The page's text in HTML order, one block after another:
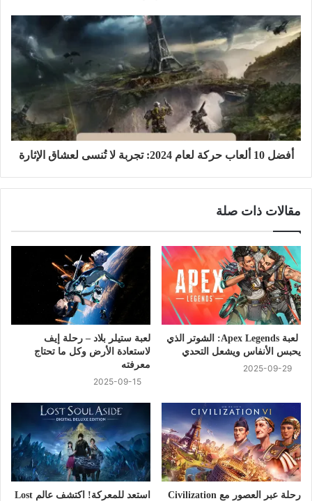
أفضل 10 ألعاب حركة لعام 2024: تجربة لا تُنسى لعشاق الإثارة
مقالات ذات صلة
لعبة Apex Legends: الشوتر الذي
يحبس الأنفاس ويشعل التحدي
2025-09-29
لعبة ستيلر بلاد – رحلة إيف
لاستعادة الأرض وكل ما تحتاج
معرفته
2025-09-15
رحلة عبر العصور مع Civilization استعد للمعركة! اكتشف عالم Lost